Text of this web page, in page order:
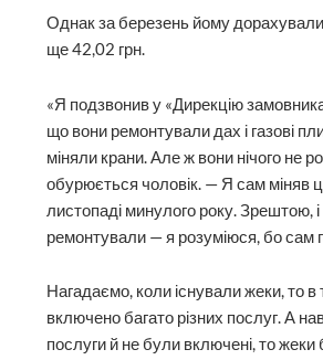
Однак за березень йому
ще 42,02 грн.
«Я подзвонив у «Дирекцію
що вони ремонтували дах і газові
міняли крани. Але ж вони нічого не
обурюється чоловік. — Я сам міняв
листопаді минулого року. Зреш­тою,
ремонтували — я розуміюся, бо сам
Нагадаємо, коли існували жеки, то
включено багато різних послуг. А
послуги й не були включені, то жеки